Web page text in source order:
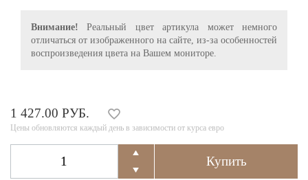
Внимание! Реальный цвет артикула может немного
отличаться от изображенного на сайте, из-за особенностей
воспроизведения цвета на Вашем мониторе.
1 427.00 РУБ.
Цены обновляются каждый день в зависимости от курса евро